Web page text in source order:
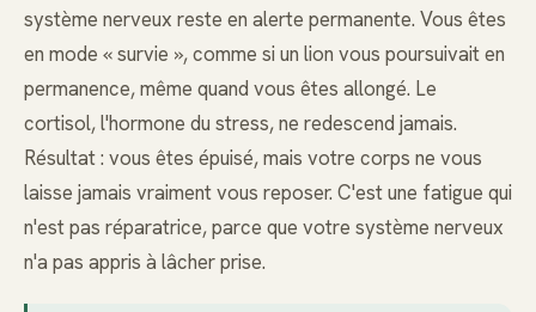
système nerveux reste en alerte permanente. Vous êtes
en mode « survie », comme si un lion vous poursuivait en
permanence, même quand vous êtes allongé. Le
cortisol, l'hormone du stress, ne redescend jamais.
Résultat : vous êtes épuisé, mais votre corps ne vous
laisse jamais vraiment vous reposer. C'est une fatigue qui
n'est pas réparatrice, parce que votre système nerveux
n'a pas appris à lâcher prise.